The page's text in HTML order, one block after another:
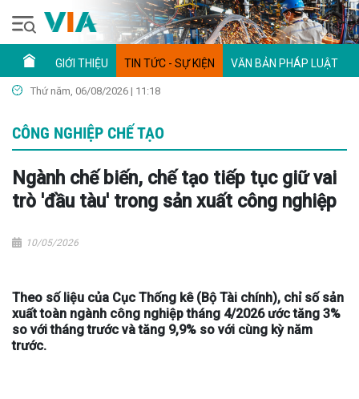
GIỚI THIỆU TIN TỨC - SỰ KIỆN VĂN BẢN PHÁP LUẬT
Thứ năm, 06/08/2026 | 11:18
CÔNG NGHIỆP CHẾ TẠO
Ngành chế biến, chế tạo tiếp tục giữ vai
trò 'đầu tàu' trong sản xuất công nghiệp
10/05/2026
Theo số liệu của Cục Thống kê (Bộ Tài chính), chỉ số sản
xuất toàn ngành công nghiệp tháng 4/2026 ước tăng 3%
so với tháng trước và tăng 9,9% so với cùng kỳ năm
trước.